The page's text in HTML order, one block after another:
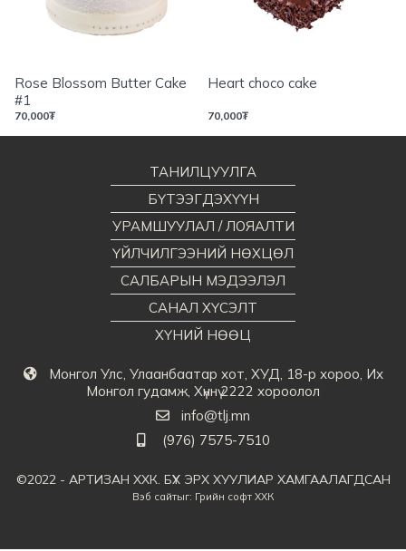
Rose Blossom Butter Cake
#1
70,000₮
Heart choco cake
70,000₮
Монгол Улс, Улаанбаатар хот, ХУД, 18-р хороо, Их
Монгол гудамж, Хүннү 2222 хороолол
info@tlj.mn
(976) 7575-7510
ТАНИЛЦУУЛГА
БҮТЭЭГДЭХҮҮН
УРАМШУУЛАЛ / ЛОЯАЛТИ
ҮЙЛЧИЛГЭЭНИЙ НӨХЦӨЛ
САЛБАРЫН МЭДЭЭЛЭЛ
САНАЛ ХҮСЭЛТ
ХҮНИЙ НӨӨЦ
©2022 - АРТИЗАН ХХК. БҮХ ЭРХ ХУУЛИАР ХАМГААЛАГДСАН
Вэб сайтыг: Грийн софт ХХК